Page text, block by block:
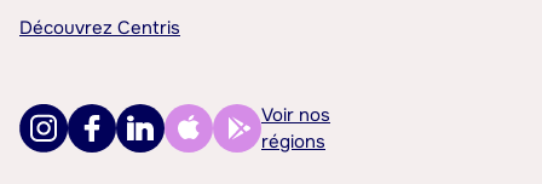
Découvrez Centris
Voir nos
régions